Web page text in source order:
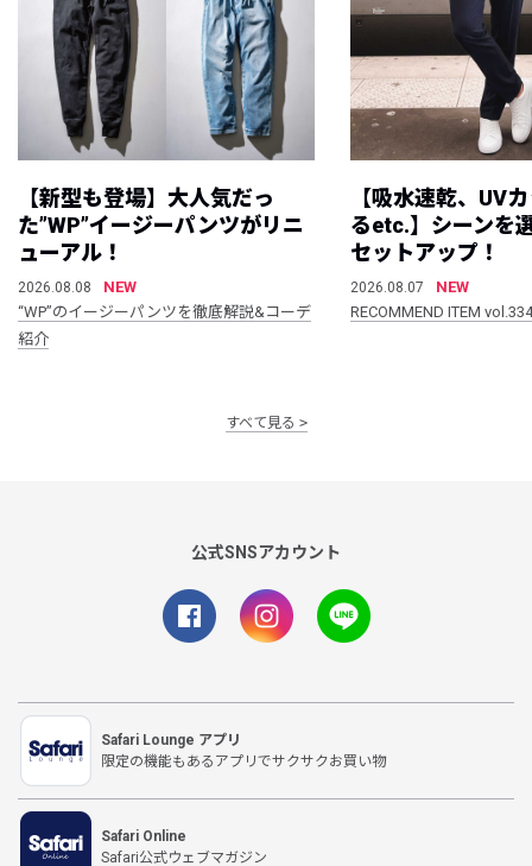
【新型も登場】大人気だっ
た”WP”イージーパンツがリニ
ューアル！
2026.08.08
NEW
“WP”のイージーパンツを徹底解説&コーデ
紹介
【吸水速乾、UV
るetc.】シーンを
セットアップ！
2026.08.07
NEW
RECOMMEND ITEM vol.334
すべて見る
公式SNSアカウント
Safari Lounge アプリ
限定の機能もあるアプリでサクサクお買い物
Safari Online
Safari公式ウェブマガジン